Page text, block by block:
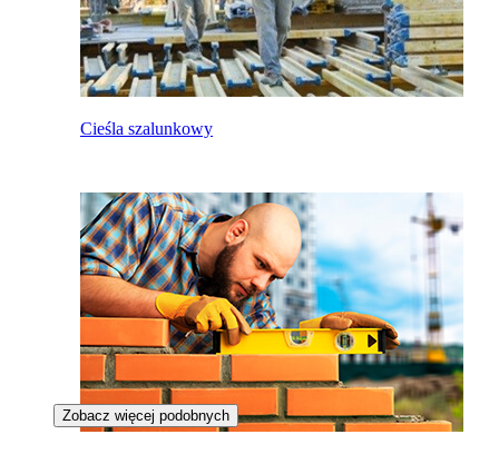
Cieśla szalunkowy
Zobacz więcej podobnych